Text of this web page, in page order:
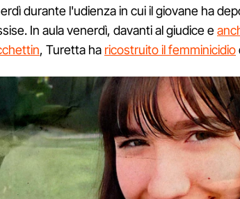
durante l'udienza in cui il giovane ha
In aula venerdì, davanti al giudice e
, Turetta ha ricostruito il femminicidio